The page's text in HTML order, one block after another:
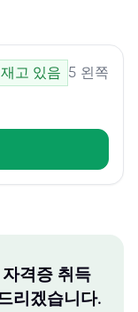
재고 있음 5 왼쪽
자격증 취득
리겠습니다.